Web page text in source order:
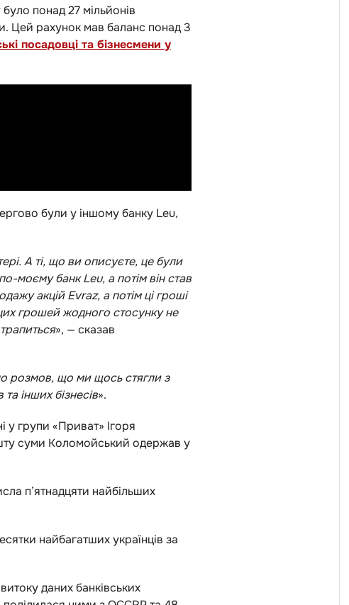
понад 27 мільйонів
Цей рахунок мав баланс понад 3
посадовці та бізнесмени у
були у іншому банку Leu,
А ті, що ви описуєте, це були
моєму банк Leu, а потім він став
акцій Evraz, а потім ці гроші
грошей жодного стосунку не
», — сказав
розмов, що ми щось стягли з
інших бізнесів».
у групи «Приват» Ігоря
суми Коломойський одержав у
п’ятнадцяти найбільших
найбагатших українців за
даних банківських